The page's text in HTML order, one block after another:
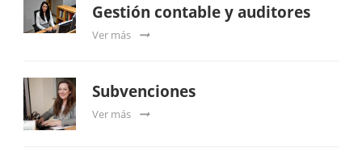
Gestión contable y auditores
Ver más
Subvenciones
Ver más